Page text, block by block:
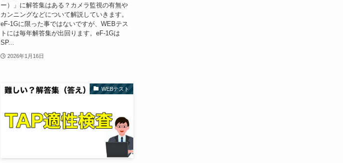
ー）」に解答集はある？カメラ監視の有無や
カンニングなどについて解説していきます。
eF-1Gに限った事ではないですが、WEBテス
トには毎年解答集が出回ります。eF-1Gは
SP...
2026年1月16日
WEBテスト